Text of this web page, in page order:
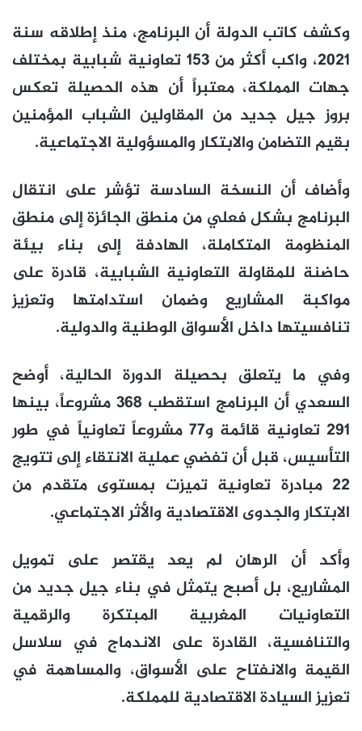
وكشف كاتب الدولة أن البرنامج، منذ إطلاقه سنة
2021، واكب أكثر من 153 تعاونية شبابية بمختلف
جهات المملكة، معتبراً أن هذه الحصيلة تعكس
بروز جيل جديد من المقاولين الشباب المؤمنين
بقيم التضامن والابتكار والمسؤولية الاجتماعية.
وأضاف أن النسخة السادسة تؤشر على انتقال
البرنامج بشكل فعلي من منطق الجائزة إلى منطق
المنظومة المتكاملة، الهادفة إلى بناء بيئة
حاضنة للمقاولة التعاونية الشبابية، قادرة على
مواكبة المشاريع وضمان استدامتها وتعزيز
تنافسيتها داخل الأسواق الوطنية والدولية.
وفي ما يتعلق بحصيلة الدورة الحالية، أوضح
السعدي أن البرنامج استقطب 368 مشروعاً، بينها
291 تعاونية قائمة و77 مشروعاً تعاونياً في طور
التأسيس، قبل أن تفضي عملية الانتقاء إلى تتويج
22 مبادرة تعاونية تميزت بمستوى متقدم من
الابتكار والجدوى الاقتصادية والأثر الاجتماعي.
وأكد أن الرهان لم يعد يقتصر على تمويل
المشاريع، بل أصبح يتمثل في بناء جيل جديد من
التعاونيات المغربية المبتكرة والرقمية
والتنافسية، القادرة على الاندماج في سلاسل
القيمة والانفتاح على الأسواق، والمساهمة في
تعزيز السيادة الاقتصادية للمملكة.